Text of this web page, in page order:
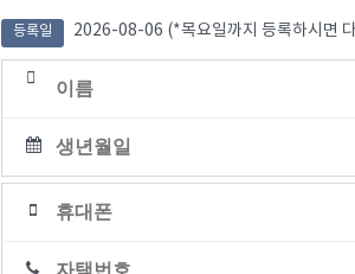
등록일 2026-08-06 (*목요일까지 등록하시면